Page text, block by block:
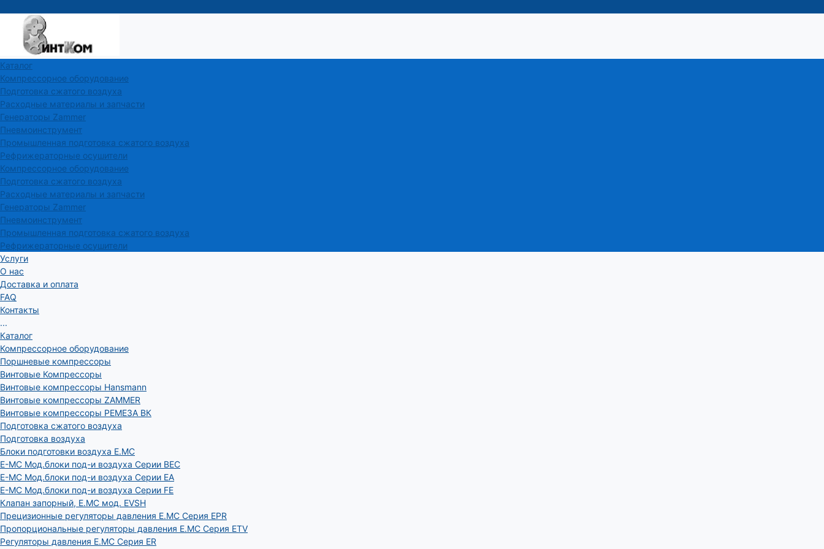
Каталог
Компрессорное оборудование
Подготовка сжатого воздуха
Расходные материалы и запчасти
Генераторы Zammer
Пневмоинструмент
Промышленная подготовка сжатого воздуха
Рефрижераторные осушители
Компрессорное оборудование
Подготовка сжатого воздуха
Расходные материалы и запчасти
Генераторы Zammer
Пневмоинструмент
Промышленная подготовка сжатого воздуха
Рефрижераторные осушители
Услуги
О нас
Доставка и оплата
FAQ
Контакты
...
Каталог
Компрессорное оборудование
Поршневые компрессоры
Винтовые Компрессоры
Винтовые компрессоры Hansmann
Винтовые компрессоры ZAMMER
Винтовые компрессоры РЕМЕЗА ВК
Подготовка сжатого воздуха
Подготовка воздуха
Блоки подготовки воздуха E.MC
E-MC Мод.блоки под-и воздуха Серии BEC
E-MC Мод.блоки под-и воздуха Серии EA
E-MC Мод.блоки под-и воздуха Серии FE
Клапан запорный, E.MC мод. EVSH
Прецизионные регуляторы давления E.MC Серия EPR
Пропорциональные регуляторы давления E.MC Серия ETV
Регуляторы давления E.MC Серия ER